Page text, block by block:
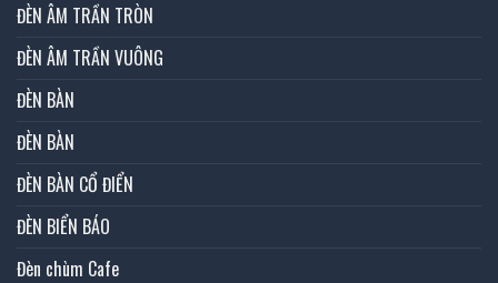
ĐÈN ÂM TRẦN TRÒN
ĐÈN ÂM TRẦN VUÔNG
ĐÈN BÀN
ĐÈN BÀN
ĐÈN BÀN CỔ ĐIỂN
ĐÈN BIỂN BÁO
Đèn chùm Cafe